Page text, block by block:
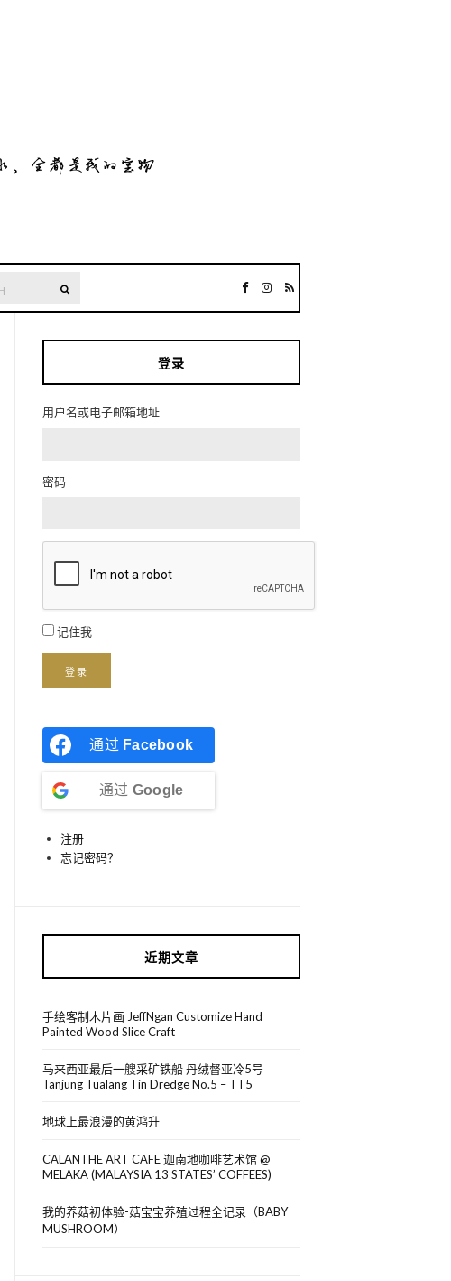
登录
用户名或电子邮箱地址
密码
记住我
登录
通过 Facebook
通过 Google
注册
忘记密码？
近期文章
手绘客制木片画 JeffNgan Customize Hand
Painted Wood Slice Craft
马来西亚最后一艘采矿铁船 丹绒督亚冷5号
Tanjung Tualang Tin Dredge No.5 – TT5
地球上最浪漫的黄鸿升
CALANTHE ART CAFE 迦南地咖啡艺术馆 @
MELAKA (MALAYSIA 13 STATES’ COFFEES)
我的养菇初体验-菇宝宝养殖过程全记录（BABY
MUSHROOM）